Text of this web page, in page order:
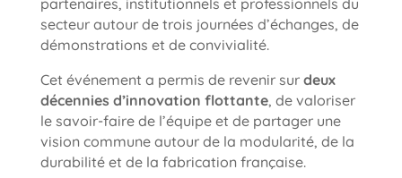
secteur autour de trois journées d’échanges, de
démonstrations et de convivialité.
Cet événement a permis de revenir sur deux
décennies d’innovation flottante, de valoriser
le savoir-faire de l’équipe et de partager une
vision commune autour de la modularité, de la
durabilité et de la fabrication française.